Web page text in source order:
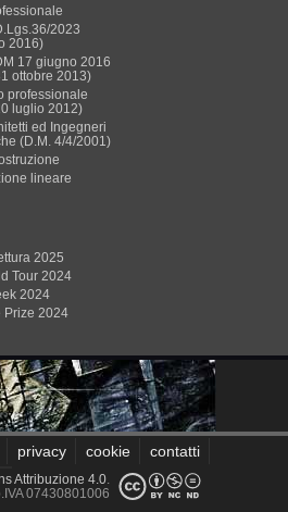
2023
2016)
17 giugno 2016
ottobre 2013)
professionale
luglio 2012)
ed Ingegneri
(D.M. 4/4/2001)
lineare
2025
Tour 2024
2024
Prize 2024
privacy cookie contatti
Attribuzione 4.0.
07430801006